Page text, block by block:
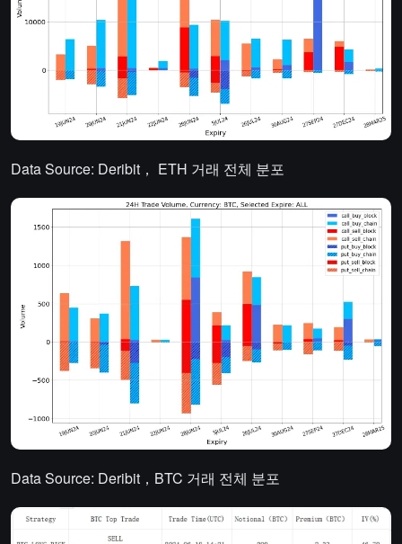
Data Source: Deribit， ETH 거래 전체 분포
Data Source: Deribit，BTC 거래 전체 분포